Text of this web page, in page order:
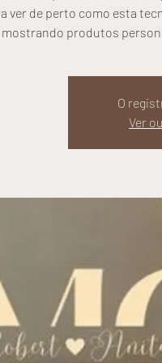
ver de perto como esta
mostrando produtos
O
Ver